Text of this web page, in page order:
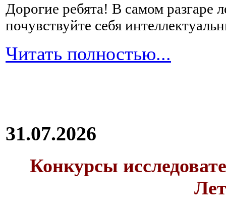
Дорогие ребята! В самом разгаре
почувствуйте себя
Читать полностью...
31.07.2026
Конкурсы